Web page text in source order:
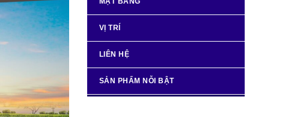
VỊ TRÍ
LIÊN HỆ
SẢN PHẨM NỖI BẬT